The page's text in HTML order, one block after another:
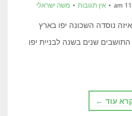
אין תגובות משה ישראלי
נוסדה השכונה יפו בארץ
שנים בשנה לבניית יפו
עוד ←